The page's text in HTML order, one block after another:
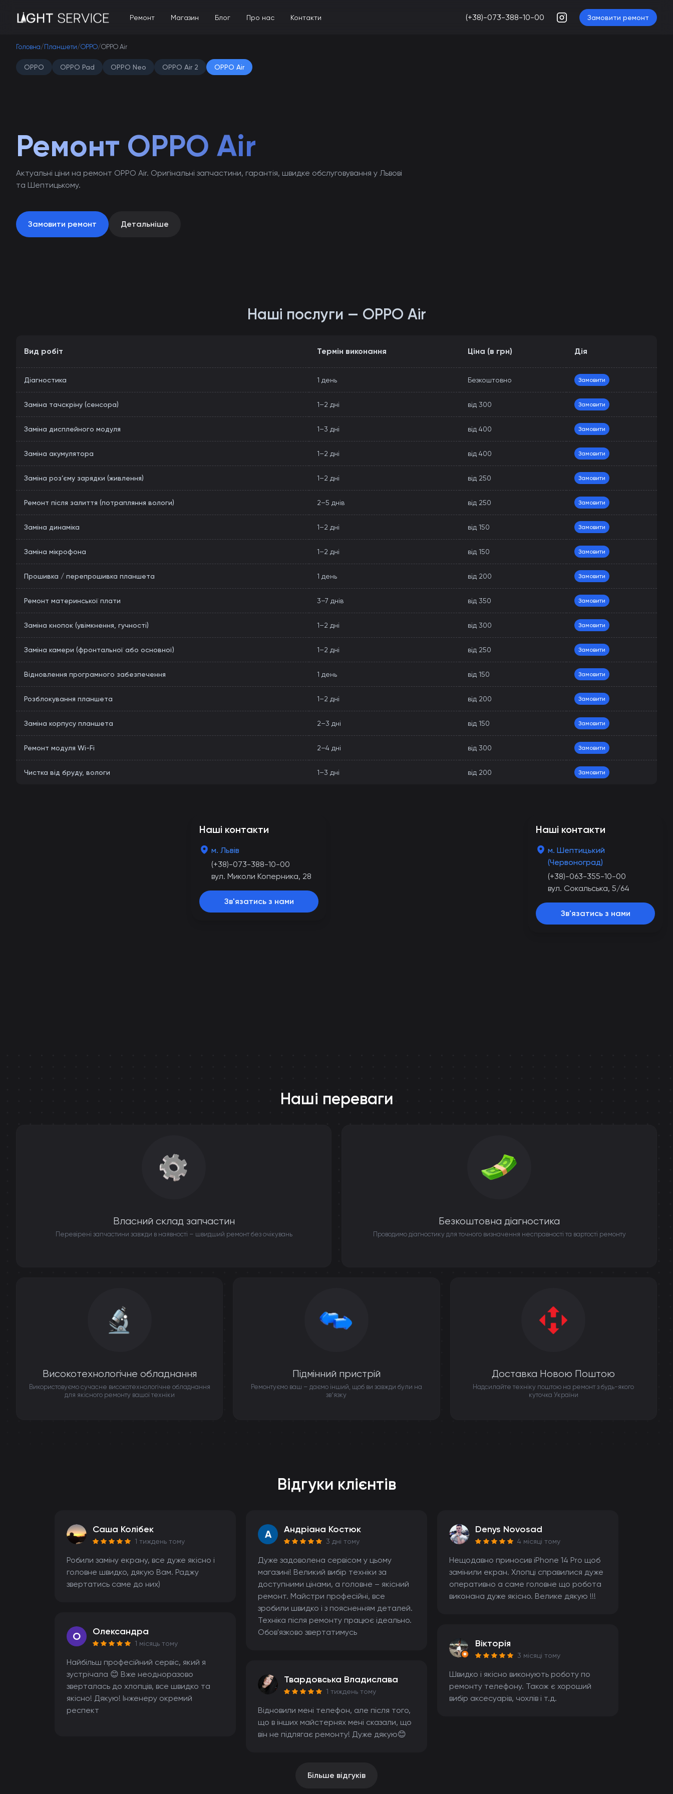
Ремонт Магазин Блог Про нас Контакти (+38)-073-388-10-00 Замовити ремонт
Головна/ Планшети/OPPO/OPPO Air
OPPO OPPO Pad OPPO Neo OPPO Air 2 OPPO Air
Ремонт OPPO Air
Актуальні ціни на ремонт OPPO Air. Оригінальні запчастини, гарантія, швидке обслуговування у Львові
та Шептицькому.
Замовити ремонт Детальніше
Наші послуги — OPPO Air
Вид робіт Термін виконання Ціна (в грн) Дія
Діагностика 1 день Безкоштовно Замовити
Заміна тачскріну (сенсора) 1–2 дні від 300 Замовити
Заміна дисплейного модуля 1–3 дні від 400 Замовити
Заміна акумулятора 1–2 дні від 400 Замовити
Заміна роз’єму зарядки (живлення) 1–2 дні від 250 Замовити
Ремонт після залиття (потрапляння вологи) 2–5 днів від 250 Замовити
Заміна динаміка 1–2 дні від 150 Замовити
Заміна мікрофона 1–2 дні від 150 Замовити
Прошивка / перепрошивка планшета 1 день від 200 Замовити
Ремонт материнської плати 3–7 днів від 350 Замовити
Заміна кнопок (увімкнення, гучності) 1–2 дні від 300 Замовити
Заміна камери (фронтальної або основної) 1–2 дні від 250 Замовити
Відновлення програмного забезпечення 1 день від 150 Замовити
Розблокування планшета 1–2 дні від 200 Замовити
Заміна корпусу планшета 2–3 дні від 150 Замовити
Ремонт модуля Wi-Fi 2–4 дні від 300 Замовити
Чистка від бруду, вологи 1–3 дні від 200 Замовити
Наші контакти
м. Львів
(+38)-073-388-10-00
вул. Миколи Коперника, 28
Зв'язатись з нами
Наші контакти
м. Шептицький
(Червоноград)
(+38)-063-355-10-00
вул. Сокальська, 5/64
Зв'язатись з нами
Наші переваги
Власний склад запчастин
Перевірені запчастини завжди в наявності – швидший ремонт без очікувань
Безкоштовна діагностика
Проводимо діагностику для точного визначення несправності та вартості ремонту
Високотехнологічне обладнання
Використовуємо сучасне високотехнологічне обладнання
для якісного ремонту вашої техніки
Підмінний пристрій
Ремонтуємо ваш – даємо інший, щоб ви завжди були на
звʼязку
Доставка Новою Поштою
Надсилайте техніку поштою на ремонт з будь-якого
куточка України
Відгуки клієнтів
Саша Колібек
1 тиждень тому
Робили заміну екрану, все дуже якісно і
головне швидко, дякую Вам. Раджу
звертатись саме до них)
O Олександра
1 місяць тому
Найбільш професійний сервіс, який я
зустрічала 😊 Вже неодноразово
зверталась до хлопців, все швидко та
якісно! Дякую! Інженеру окремий
респект
A Андріана Костюк
3 дні тому
Дуже задоволена сервісом у цьому
магазині! Великий вибір техніки за
доступними цінами, а головне – якісний
ремонт. Майстри професійні, все
зробили швидко і з поясненням деталей.
Техніка після ремонту працює ідеально.
Обов'язково звертатимусь
Твардовська Владислава
1 тиждень тому
Відновили мені телефон, але після того,
що в інших майстернях мені сказали, що
він не підлягає ремонту! Дуже дякую😊
Denys Novosad
4 місяці тому
Нещодавно приносив iPhone 14 Pro щоб
замінили екран. Хлопці справилися дуже
оперативно а саме головне що робота
виконана дуже якісно. Велике дякую !!!
Вікторія
3 місяці тому
Швидко і якісно виконують роботу по
ремонту телефону. Також є хороший
вибір аксесуарів, чохлів і т.д.
Більше відгуків